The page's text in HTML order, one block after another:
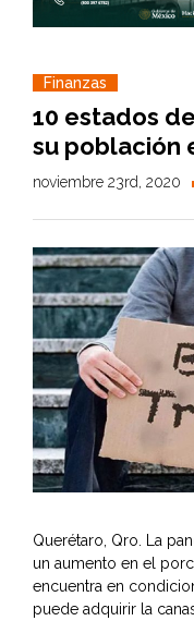
Finanzas
10 estados
su población
noviembre 23rd, 2020
Querétaro, Qro. La
un aumento en el
encuentra en
puede adquirir la